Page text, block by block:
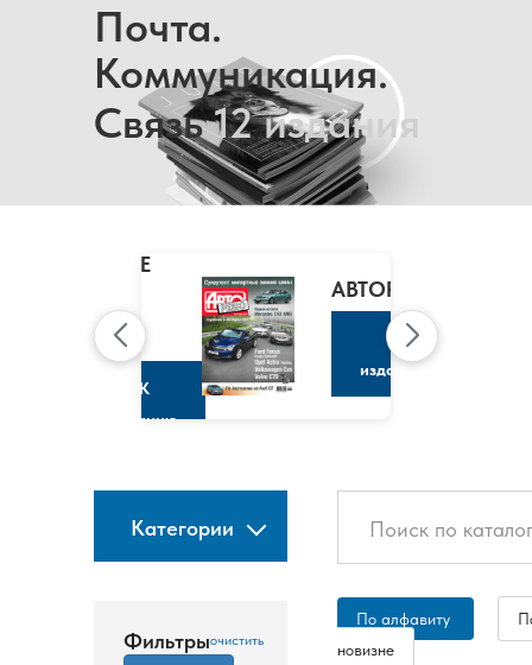
Почта.
Коммуникация.
Связь12 издания
CLAIRE
МАРИ
КЛЭР
К
изданию
АВТОРЕВЮ
К
изданию
Категории
Фильтры
По алфавиту
новизне